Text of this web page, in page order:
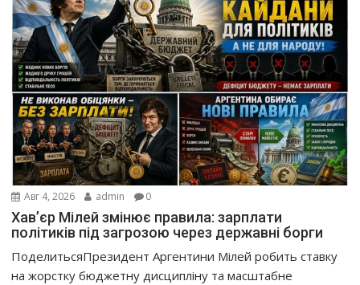
Авг 4, 2026 admin 0
Хав’єр Мілей змінює правила: зарплати
політиків під загрозою через державні борги
ПоделитьсяПрезидент Аргентини Мілей робить ставку
на жорстку бюджетну дисципліну та масштабне